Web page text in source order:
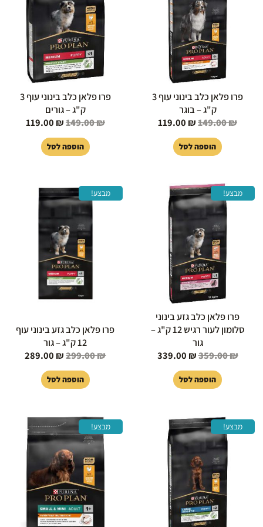
פרו פלאן כלב בינוני עוף 3
ק"ג – בוגר
149.00₪
149.00 ₪.
119.00 ₪
הוספה לסל
פרו פלאן כלב בינוני עוף 3
ק"ג – גורים
149.00₪
149.00 ₪.
119.00 ₪
₪.
הוספה לסל
מבצע!
פרו פלאן כלב גזע בינוני
סלומון לעור רגיש 12 ק"ג –
גור
359.00₪
המחיר
המקורי
היה:
359.00 ₪.
339.00 ₪
הוספה לסל
מבצע!
פרו פלאן כלב גזע בינוני עוף
12 ק"ג – גור
299.00₪
המחיר
המקורי
299.00 ₪.
289.00 ₪
הוספה לסל
מבצע!
המחיר
המקורי
היה:
299.00 ₪.
מבצע!
המחיר
המקורי
היה:
149.00 ₪.